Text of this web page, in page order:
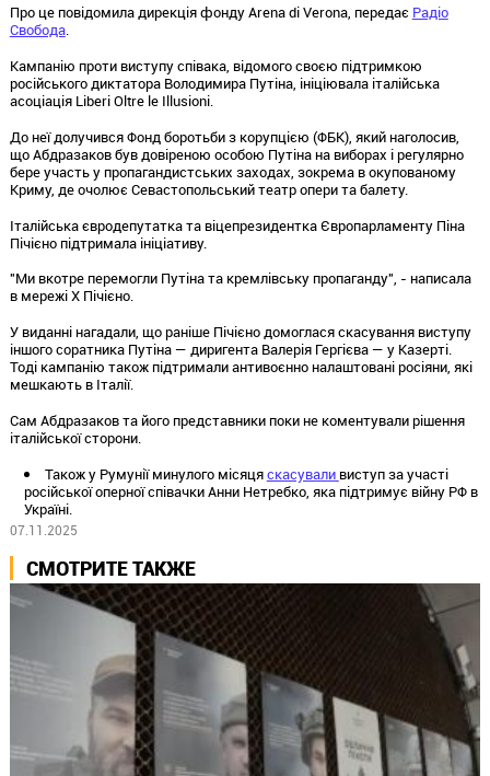
Про це повідомила дирекція фонду Arena di Verona, передає Радіо
Свобода.
Кампанію проти виступу співака, відомого своєю підтримкою
російського диктатора Володимира Путіна, ініціювала італійська
асоціація Liberi Oltre le Illusioni.
До неї долучився Фонд боротьби з корупцією (ФБК), який наголосив,
що Абдразаков був довіреною особою Путіна на виборах і регулярно
бере участь у пропагандистських заходах, зокрема в окупованому
Криму, де очолює Севастопольський театр опери та балету.
Італійська євродепутатка та віцепрезидентка Європарламенту Піна
Пічієно підтримала ініціативу.
"Ми вкотре перемогли Путіна та кремлівську пропаганду", - написала
в мережі X Пічієно.
У виданні нагадали, що раніше Пічієно домоглася скасування виступу
іншого соратника Путіна — диригента Валерія Гергієва — у Казерті.
Тоді кампанію також підтримали антивоєнно налаштовані росіяни, які
мешкають в Італії.
Сам Абдразаков та його представники поки не коментували рішення
італійської сторони.
Також у Румунії минулого місяцяскасували виступ за участі
російської оперної співачки Анни Нетребко, яка підтримує війну РФ в
Україні.
07.11.2025
СМОТРИТЕ ТАКЖЕ